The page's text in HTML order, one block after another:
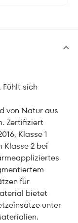
Fühlt sich
von Natur aus
Zertifiziert
Klasse 1
Klasse 2 bei
für
bietet
unter